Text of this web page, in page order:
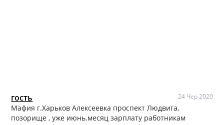
гость 24 Чер 2020
Мафия г.Харьков Алексеевка проспект Людвига,
позорище , уже июнь.месяц зарплату работникам